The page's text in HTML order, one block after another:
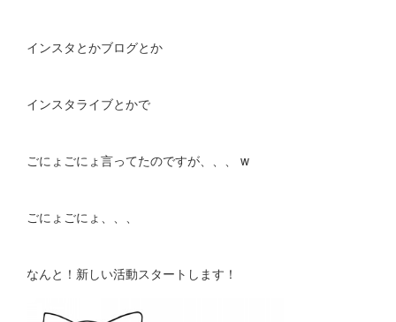
インスタとかブログとか
インスタライブとかで
ごにょごにょ言ってたのですが、、、 w
ごにょごにょ、、、
なんと！新しい活動スタートします！